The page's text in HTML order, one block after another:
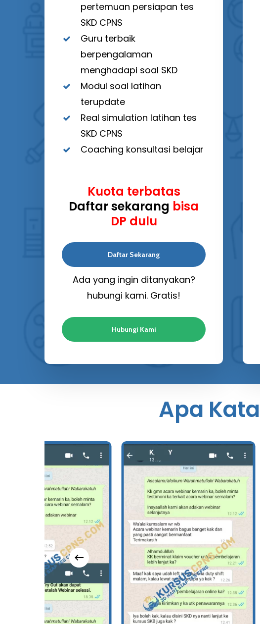
pertemuan persiapan tes
SKD CPNS
Guru terbaik
berpengalaman
menghadapi soal SKD
Modul soal latihan
terupdate
Real simulation latihan tes
SKD CPNS
Coaching konsultasi belajar
Kuota terbatas
Daftar sekarang bisa
DP dulu
Daftar Sekarang
Ada yang ingin ditanyakan?
hubungi kami. Gratis!
Hubungi Kami
Apa